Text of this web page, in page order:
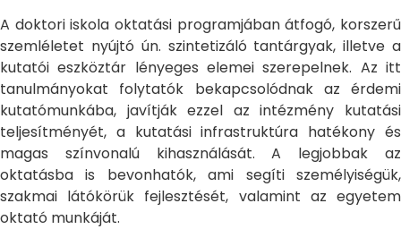
A doktori iskola oktatási programjában átfogó, korszerű
szemléletet nyújtó ún. szintetizáló tantárgyak, illetve a
kutatói eszköztár lényeges elemei szerepelnek. Az itt
tanulmányokat folytatók bekapcsolódnak az érdemi
kutatómunkába, javítják ezzel az intézmény kutatási
teljesítményét, a kutatási infrastruktúra hatékony és
magas színvonalú kihasználását. A legjobbak az
oktatásba is bevonhatók, ami segíti személyiségük,
szakmai látókörük fejlesztését, valamint az egyetem
oktató munkáját.